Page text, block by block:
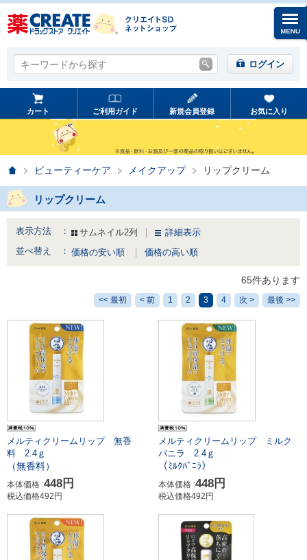
キーワードから探す
キーワードから探す ログイン
カート ご利用ガイド 新規会員登録 お気に入り
ホームビューティーケア メイクアップ リップクリーム
リップクリーム
表示方法 ： サムネイル2列
詳細表示
並べ替え ： 価格の安い順 価格の高い順
65件あります
<< 最初 < 前 1 2 3 4 次 > 最後 >>
メルティクリームリップ 無香
料 2.4ｇ
（無香料）
本体価格 :448円
税込価格492円
メルティクリームリップ ミルク
バニラ 2.4ｇ
（ﾐﾙｸﾊﾞﾆﾗ）
本体価格 :448円
税込価格492円